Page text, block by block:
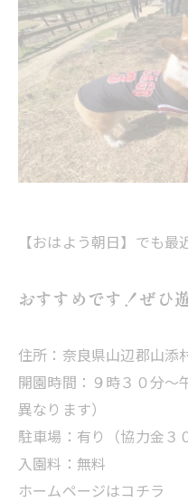
【おはよう朝日】でも
おすすめです！ぜひ
住所：奈良県山辺郡山添
開園時間：９時３０分～
異なります）
駐車場：有り（協力金３
入園料：無料
ホームページはコチラ